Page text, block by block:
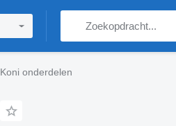
Koni onderdelen